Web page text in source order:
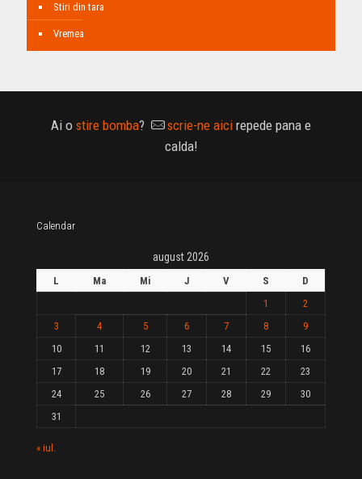
Stiri din tara
Vremea
Ai o stire bomba? scrie-ne aici repede pana e
calda!
Calendar
august 2026
L Ma Mi J V S
D
1
2
3
4 5 6 7 8
9
10
11 12 13 14 15
16
17
18 19 20 21 22
23
24
25 26 27 28 29
30
31
« iul.